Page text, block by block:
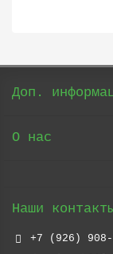
Доп.
О нас
Наши
+7 (926) 908-